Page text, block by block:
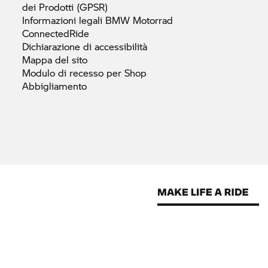
dei Prodotti (GPSR)
Informazioni legali BMW Motorrad
ConnectedRide
Dichiarazione di accessibilità
Mappa del sito
Modulo di recesso per Shop
Abbigliamento